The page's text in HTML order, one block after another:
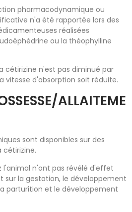
pharmacodynamique ou
n'a été rapportée lors des
réalisées
ou la théophylline
cétirizine n'est pas diminué par
vitesse d'absorption soit réduite.
ALLAITEME
sont disponibles sur des
cétirizine.
l'animal n'ont pas révélé d'effet
sur la gestation, le développement
parturition et le développement